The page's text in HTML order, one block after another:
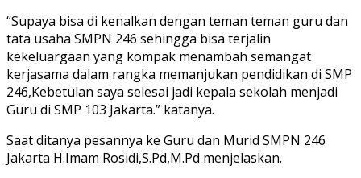
“Supaya bisa di kenalkan dengan teman teman guru dan
tata usaha SMPN 246 sehingga bisa terjalin
kekeluargaan yang kompak menambah semangat
kerjasama dalam rangka memanjukan pendidikan di SMP
246,Kebetulan saya selesai jadi kepala sekolah menjadi
Guru di SMP 103 Jakarta.” katanya.
Saat ditanya pesannya ke Guru dan Murid SMPN 246
Jakarta H.Imam Rosidi,S.Pd,M.Pd menjelaskan.